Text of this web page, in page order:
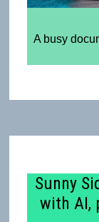
A busy
Sunny
with AI,